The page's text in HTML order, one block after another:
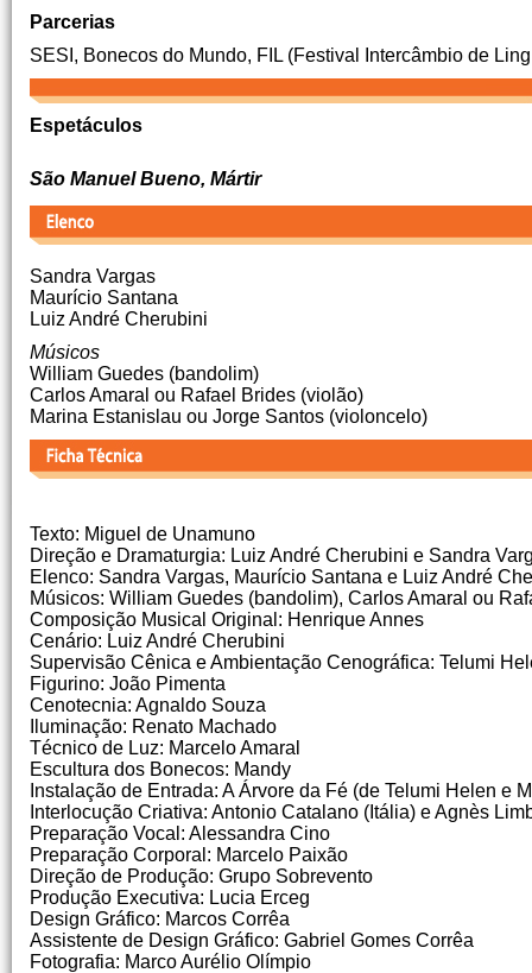
Parcerias
SESI, Bonecos do Mundo, FIL (Festival Intercâmbio de
Espetáculos
São Manuel Bueno, Mártir
Sandra Vargas
Maurício Santana
Luiz André Cherubini
Músicos
William Guedes (bandolim)
Carlos Amaral ou Rafael Brides (violão)
Marina Estanislau ou Jorge Santos (violoncelo)
Texto: Miguel de Unamuno
Direção e Dramaturgia: Luiz André Cherubini e Sandra
Elenco: Sandra Vargas, Maurício Santana e Luiz André
Músicos: William Guedes (bandolim), Carlos Amaral ou
Composição Musical Original: Henrique Annes
Cenário: Luiz André Cherubini
Supervisão Cênica e Ambientação Cenográfica: Telumi
Figurino: João Pimenta
Cenotecnia: Agnaldo Souza
Iluminação: Renato Machado
Técnico de Luz: Marcelo Amaral
Escultura dos Bonecos: Mandy
Instalação de Entrada: A Árvore da Fé (de Telumi Helen e
Interlocução Criativa: Antonio Catalano (Itália) e Agnès
Preparação Vocal: Alessandra Cino
Preparação Corporal: Marcelo Paixão
Direção de Produção: Grupo Sobrevento
Produção Executiva: Lucia Erceg
Design Gráfico: Marcos Corrêa
Assistente de Design Gráfico: Gabriel Gomes Corrêa
Fotografia: Marco Aurélio Olímpio